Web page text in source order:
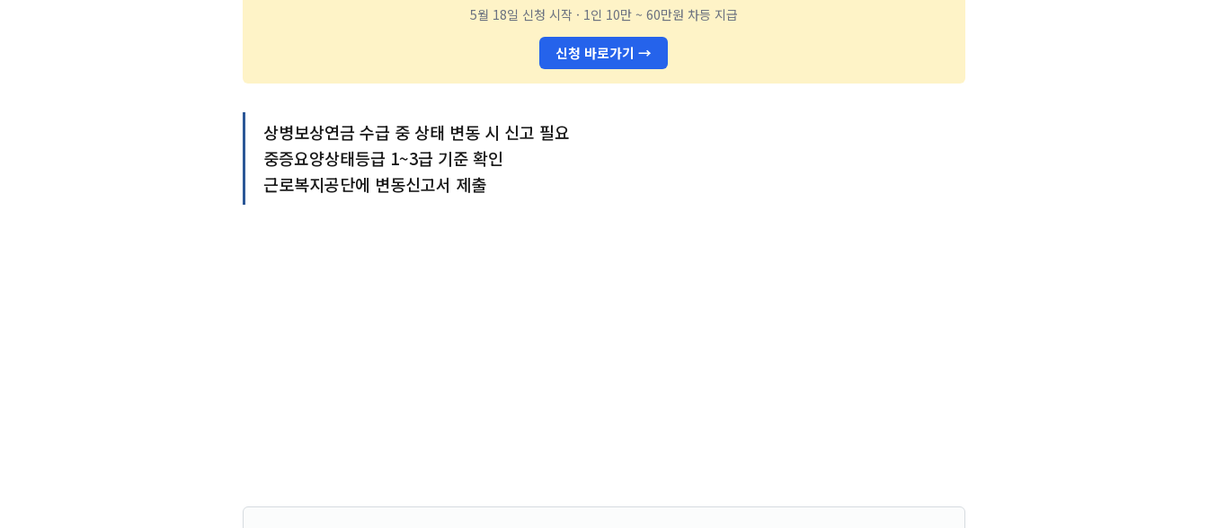
기타 서비스
5월 18일 신청 시작 · 1인 10만 ~ 60만원 차등 지급
신청 바로가기 →
상병보상연금 수급 중 상태 변동 시 신고 필요
중증요양상태등급 1~3급 기준 확인
근로복지공단에 변동신고서 제출